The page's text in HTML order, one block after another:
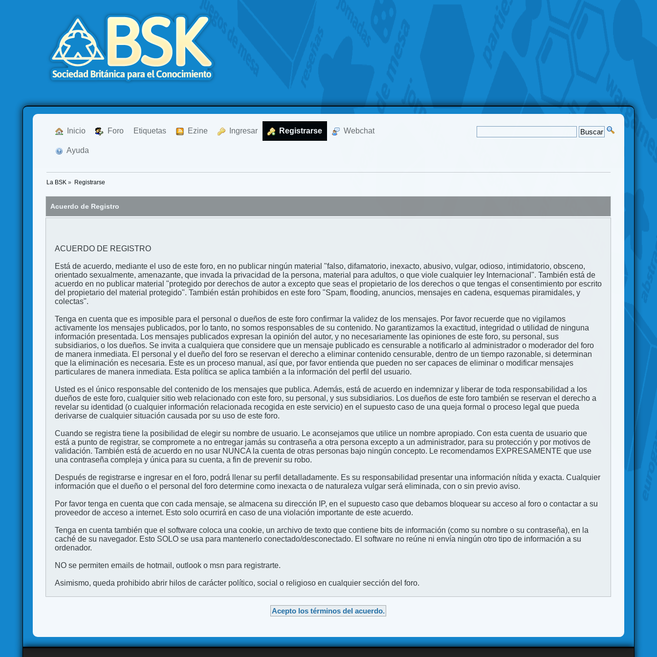
Inicio Foro Etiquetas Ezine Ingresar Registrarse Webchat
Ayuda
La BSK » Registrarse
Acuerdo de Registro
ACUERDO DE REGISTRO
Está de acuerdo, mediante el uso de este foro, en no publicar ningún material "falso, difamatorio, inexacto, abusivo, vulgar, odioso, intimidatorio, obsceno,
orientado sexualmente, amenazante, que invada la privacidad de la persona, material para adultos, o que viole cualquier ley Internacional". También está de
acuerdo en no publicar material "protegido por derechos de autor a excepto que seas el propietario de los derechos o que tengas el consentimiento por escrito
del propietario del material protegido". También están prohibidos en este foro "Spam, flooding, anuncios, mensajes en cadena, esquemas piramidales, y
colectas".
Tenga en cuenta que es imposible para el personal o dueños de este foro confirmar la validez de los mensajes. Por favor recuerde que no vigilamos
activamente los mensajes publicados, por lo tanto, no somos responsables de su contenido. No garantizamos la exactitud, integridad o utilidad de ninguna
información presentada. Los mensajes publicados expresan la opinión del autor, y no necesariamente las opiniones de este foro, su personal, sus
subsidiarios, o los dueños. Se invita a cualquiera que considere que un mensaje publicado es censurable a notificarlo al administrador o moderador del foro
de manera inmediata. El personal y el dueño del foro se reservan el derecho a eliminar contenido censurable, dentro de un tiempo razonable, si determinan
que la eliminación es necesaria. Este es un proceso manual, así que, por favor entienda que pueden no ser capaces de eliminar o modificar mensajes
particulares de manera inmediata. Esta política se aplica también a la información del perfil del usuario.
Usted es el único responsable del contenido de los mensajes que publica. Además, está de acuerdo en indemnizar y liberar de toda responsabilidad a los
dueños de este foro, cualquier sitio web relacionado con este foro, su personal, y sus subsidiarios. Los dueños de este foro también se reservan el derecho a
revelar su identidad (o cualquier información relacionada recogida en este servicio) en el supuesto caso de una queja formal o proceso legal que pueda
derivarse de cualquier situación causada por su uso de este foro.
Cuando se registra tiene la posibilidad de elegir su nombre de usuario. Le aconsejamos que utilice un nombre apropiado. Con esta cuenta de usuario que
está a punto de registrar, se compromete a no entregar jamás su contraseña a otra persona excepto a un administrador, para su protección y por motivos de
validación. También está de acuerdo en no usar NUNCA la cuenta de otras personas bajo ningún concepto. Le recomendamos EXPRESAMENTE que use
una contraseña compleja y única para su cuenta, a fin de prevenir su robo.
Después de registrarse e ingresar en el foro, podrá llenar su perfil detalladamente. Es su responsabilidad presentar una información nítida y exacta. Cualquier
información que el dueño o el personal del foro determine como inexacta o de naturaleza vulgar será eliminada, con o sin previo aviso.
Por favor tenga en cuenta que con cada mensaje, se almacena su dirección IP, en el supuesto caso que debamos bloquear su acceso al foro o contactar a su
proveedor de acceso a internet. Esto solo ocurrirá en caso de una violación importante de este acuerdo.
Tenga en cuenta también que el software coloca una cookie, un archivo de texto que contiene bits de información (como su nombre o su contraseña), en la
caché de su navegador. Esto SOLO se usa para mantenerlo conectado/desconectado. El software no reúne ni envía ningún otro tipo de información a su
ordenador.
NO se permiten emails de hotmail, outlook o msn para registrarte.
Asimismo, queda prohibido abrir hilos de carácter político, social o religioso en cualquier sección del foro.